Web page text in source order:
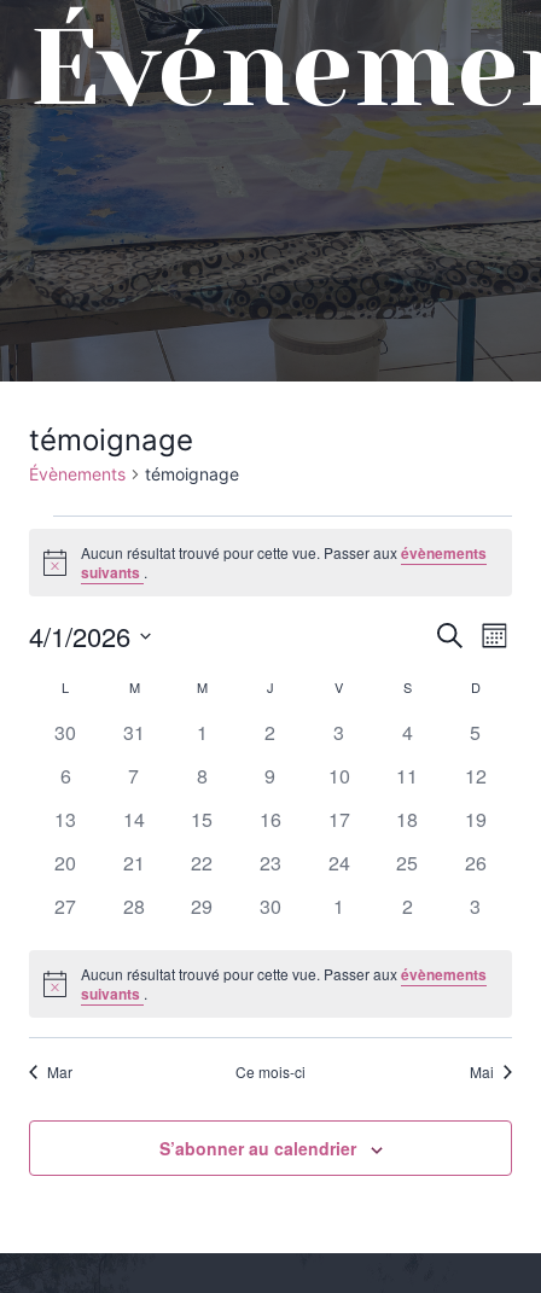
témoignage
Évènements témoignage
Évènements
Notice
Aucun résultat trouvé pour cette vue. Passer auxévènements
suivants .
de
Recherche
Mois
4/1/2026
date.
Calendrier
de
L MMARDI M MERCREDI
J V VENDREDI
SSAMEDI D
0
30
0
31
0
1
0
2
0
3
0
4
0
5
0
6
0
7
0
8
0
9
0
10
0
11
0
12
0
13
0
14
0
15
0
16
0
17
0
18
0
19
0
20
0
21
0
22
0
23
0
24
0
25
0
26
0
27
0
28
0
29
0
30
0
1
0
2
0
3
Notice
Aucun résultat trouvé pour cette vue. Passer auxévènements
suivants .
Mar Ce mois-ci Mai
S’abonner au calendrier